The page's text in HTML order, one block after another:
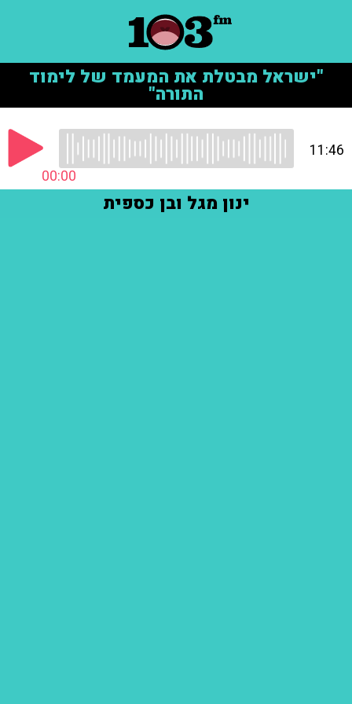
"ישראל מבטלת את המעמד של לימוד
התורה"
00:00
11:46
ינון מגל ובן כספית